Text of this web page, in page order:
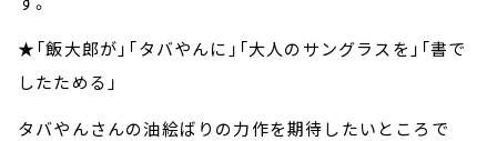
★「飯大郎が」「タバやんに」「大人のサングラスを」「書で
したためる」
タバやんさんの油絵ばりの力作を期待したいところで